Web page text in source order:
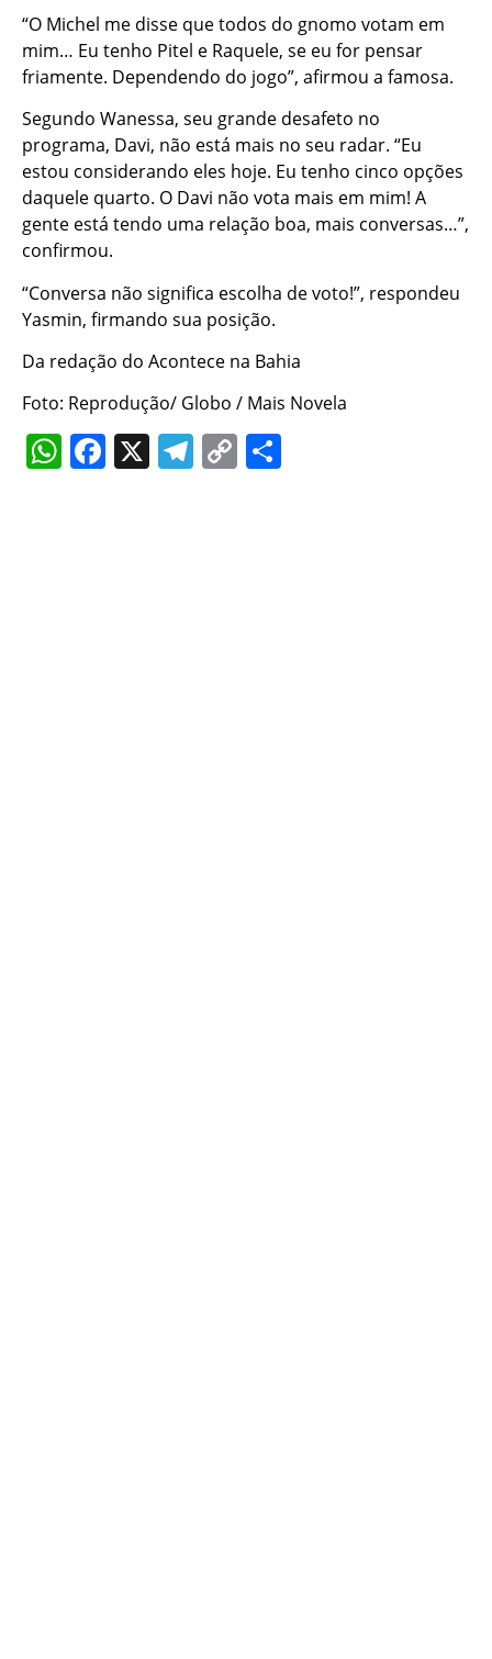
“O Michel me disse que todos do gnomo votam em
mim… Eu tenho Pitel e Raquele, se eu for pensar
friamente. Dependendo do jogo”, afirmou a famosa.
Segundo Wanessa, seu grande desafeto no
programa, Davi, não está mais no seu radar. “Eu
estou considerando eles hoje. Eu tenho cinco opções
daquele quarto. O Davi não vota mais em mim! A
gente está tendo uma relação boa, mais conversas…”,
confirmou.
“Conversa não significa escolha de voto!”, respondeu
Yasmin, firmando sua posição.
Da redação do Acontece na Bahia
Foto: Reprodução/ Globo / Mais Novela
WhatsApp
Facebook
X Telegram
Copy